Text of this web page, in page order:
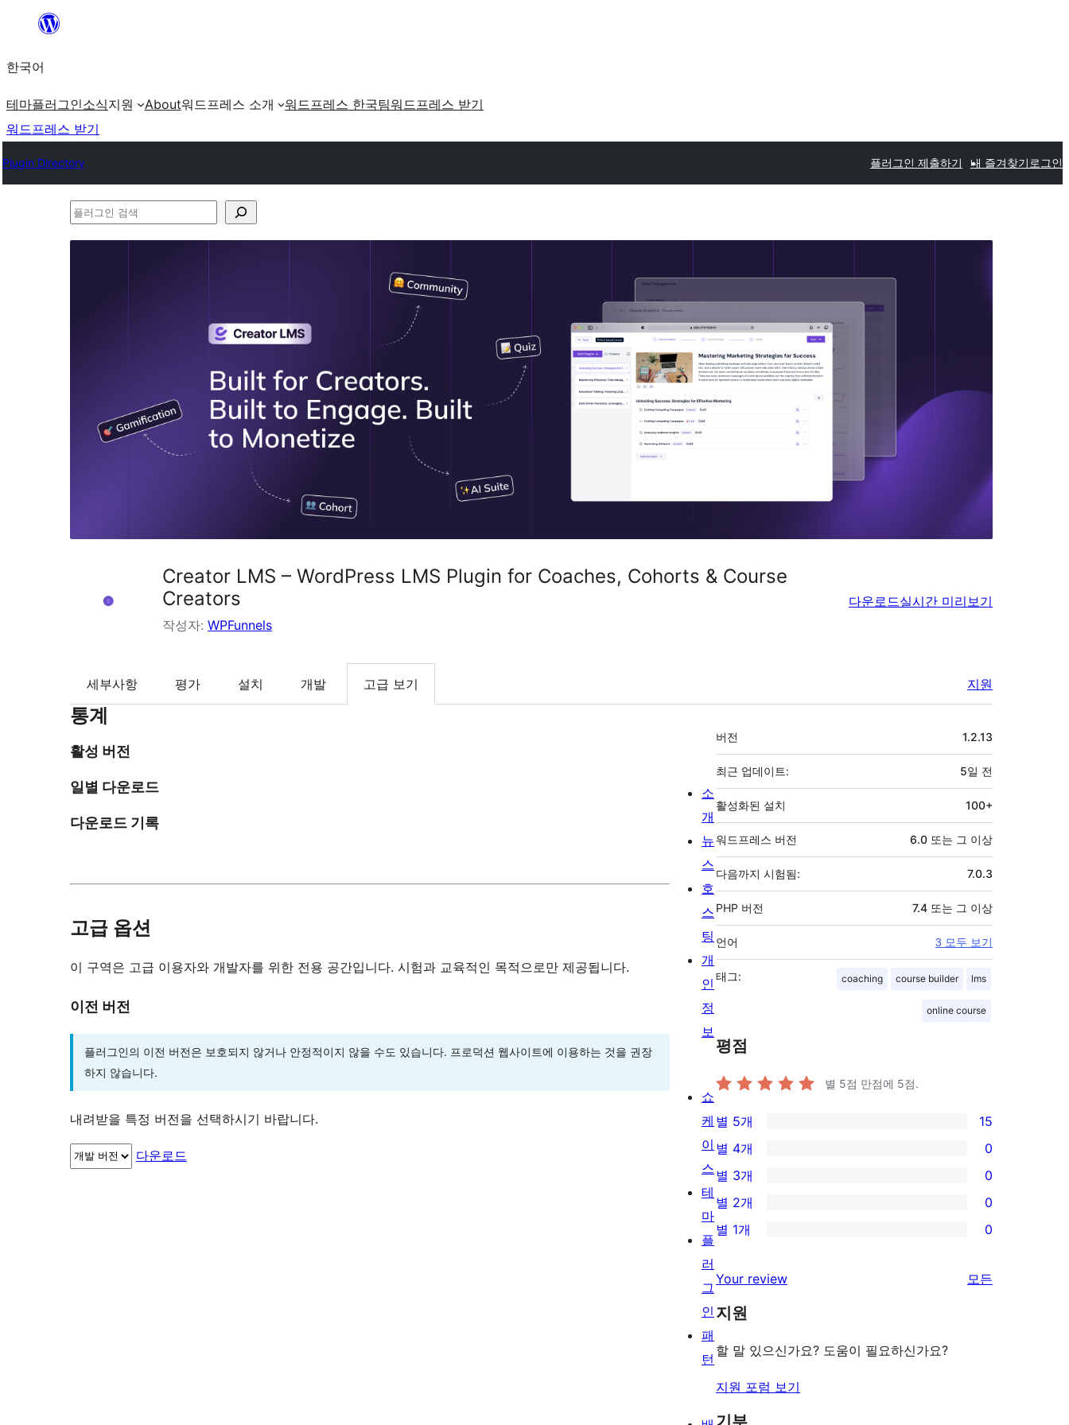
츠
로
로
가
한국어
테마플러그인소식지원 About워드프레스 소개 워드프레스 한국팀워드프레스 받기
워드프레스 받기
Plugin Directory 플러그인 제출하기 내 즐겨찾기 로그인
플
Creator LMS – WordPress LMS Plugin for Coaches, Cohorts & Course
Creators
작성자: WPFunnels
다운로드실시간 미리보기
세부사항 평가 설치 개발 고급 보기 지원
통계
활성 버전
일별 다운로드
다운로드 기록
고급 옵션
이 구역은 고급 이용자와 개발자를 위한 전용 공간입니다. 시험과 교육적인 목적으로만 제공됩니다.
이전 버전
플러그인의 이전 버전은 보호되지 않거나 안정적이지 않을 수도 있습니다. 프로덕션 웹사이트에 이용하는 것을 권장
하지 않습니다.
내려받을 특정 버전을 선택하시기 바랍니다.
다운로드
기
초
버전 1.2.13
최근 업데이트: 5일 전
활성화된 설치 100+
워드프레스 버전 6.0 또는 그 이상
다음까지 시험됨: 7.0.3
PHP 버전 7.4 또는 그 이상
언어 3 모두 보기
태그: coaching course builder lms
online course
평점
별 5점 만점에 5점.
15/5-
별
점
후
기
별 5개 15
0/4-
별
점
후
별 4개 0
0/3-
별
점
기
별 3개 0
0/2-
별
후
기
별 2개 0
0/1-
점
후
별 1개 0
Your review 모든
지원
할 말 있으신가요? 도움이 필요하신가요?
지원 포럼 보기
기부
소
개
뉴
스
호
스
팅
개
인
정
보
쇼
케
이
스
테
마
플
러
그
인
패
턴